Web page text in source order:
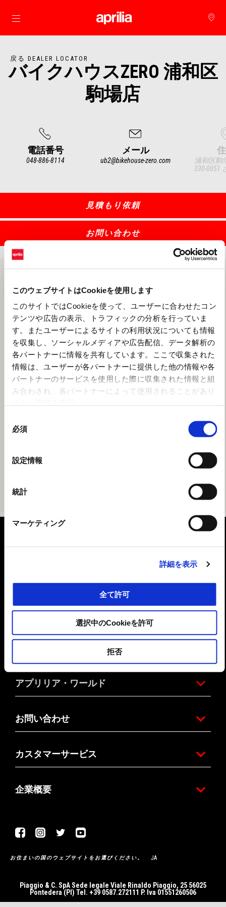
このウェブサイトはCookieを使用します
このサイトではCookieを使って、ユーザーに合わせたコン
テンツや広告の表示、トラフィックの分析を行っていま
す。またユーザーによるサイトの利用状況についても情報
を収集し、ソーシャルメディアや広告配信、データ解析の
各パートナーに情報を共有しています。ここで収集された
情報は、ユーザーが各パートナーに提供した他の情報や各
パートナーのサービスを使用した際に収集された情報と組
み合わされ、各パートナーによって使用されることがあり
必須
設定情報
統計
マーケティング
詳細を表示
全て許可
選択中のCookieを許可
拒否
メインコンテンツへ
戻る DEALER LOCATOR
バイクハウスZERO 浦和区
駒場店
電話番号
048-886-8114
メール
ub2@bikehouse-zero.com
浦和区駒
330-0051
見積もり依頼
お問い合わせ
キャンペーン
アプリリア・ワールド
お問い合わせ
カスタマーサービス
企業概要
FacebookInstagram
Twitter
お住まいの国のウェブサイトをお選びください。 JA
Piaggio & C. SpA Sede legale Viale Rinaldo Piaggio, 25 56025
Pontedera (PI) Tel. +39 0587.272111 P. Iva 01551260506